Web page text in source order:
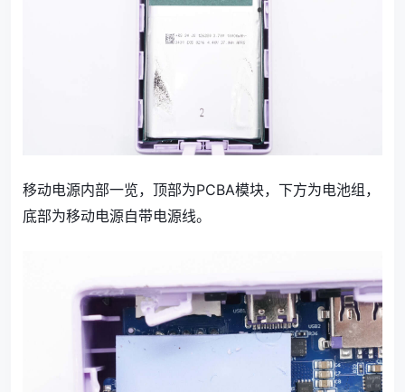
移动电源内部一览，顶部为PCBA模块，下方为电池组，
底部为移动电源自带电源线。